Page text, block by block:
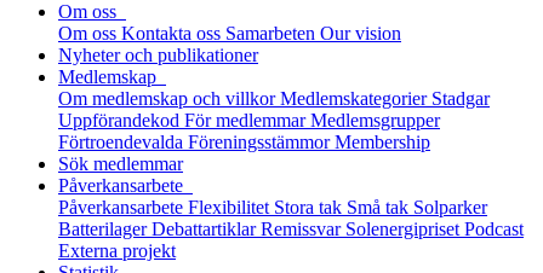
Om oss
Om oss Kontakta oss Samarbeten Our vision
Nyheter och publikationer
Medlemskap
Om medlemskap och villkor Medlemskategorier Stadgar
Uppförandekod För medlemmar Medlemsgrupper
Förtroendevalda Föreningsstämmor Membership
Sök medlemmar
Påverkansarbete
Påverkansarbete Flexibilitet Stora tak Små tak Solparker
Batterilager Debattartiklar Remissvar Solenergipriset Podcast
Externa projekt